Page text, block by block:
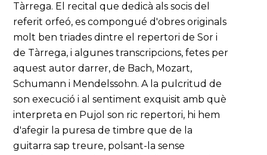
Tàrrega. El recital que dedicà als socis del
referit orfeó, es compongué d'obres originals
molt ben triades dintre el repertori de Sor i
de Tàrrega, i algunes transcripcions, fetes per
aquest autor darrer, de Bach, Mozart,
Schumann i Mendelssohn. A la pulcritud de
son execució i al sentiment exquisit amb què
interpreta en Pujol son ric repertori, hi hem
d'afegir la puresa de timbre que de la
guitarra sap treure, polsant-la sense